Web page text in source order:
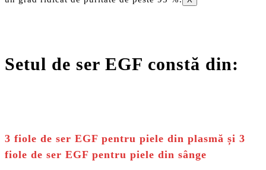
Setul de ser EGF constă din:
3 fiole de ser EGF pentru piele din plasmă și 3
fiole de ser EGF pentru piele din sânge